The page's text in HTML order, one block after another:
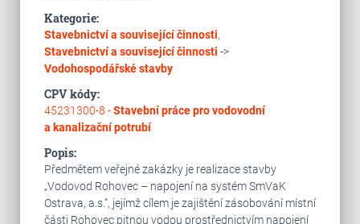
Kategorie:
Stavebnictví a související činnosti,
Stavebnictví a související činnosti ->
Vodohospodářské stavby
CPV kódy:
45231300-8 -Stavební práce pro vodovodní
a kanalizační potrubí
Popis:
Předmětem veřejné zakázky je realizace stavby
„Vodovod Rohovec – napojení na systém SmVaK
Ostrava, a.s.“, jejímž cílem je zajištění zásobování místní
části Rohovec pitnou vodou prostřednictvím napojení